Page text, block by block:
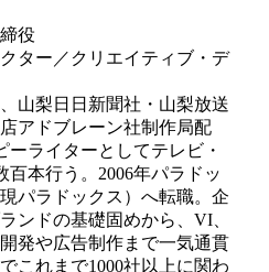
役
ター／クリエイティブ・デ
山梨日日新聞社・山梨放送
アドブレーン社制作局配
ーライターとしてテレビ・
本行う。2006年パラドッ
パラドックス）へ転職。企
ンドの基礎固めから、VI、
発や広告制作まで一気通貫
これまで1000社以上に関わ